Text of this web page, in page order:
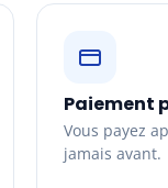
Paiement
Vous payez
jamais avant.